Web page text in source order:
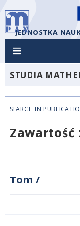
JEDNOSTKA
STUDIA
SEARCH IN
Zawartość
Tom /